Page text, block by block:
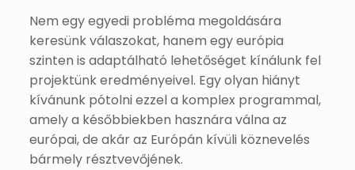
Nem egy egyedi probléma megoldására
keresünk válaszokat, hanem egy európia
szinten is adaptálható lehetőséget kínálunk fel
projektünk eredményeivel. Egy olyan hiányt
kívánunk pótolni ezzel a komplex programmal,
amely a későbbiekben hasznára válna az
európai, de akár az Európán kívüli köznevelés
bármely résztvevőjének.